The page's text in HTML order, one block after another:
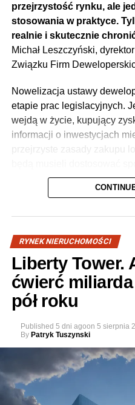
przejrzystość rynku, ale
stosowania w praktyce.
realnie i skutecznie
Michał Leszczyński,
Związku Firm
Nowelizacja ustawy
etapie prac legislacyjnych.
wejdą w życie, kupujący
informacji o inwestycjach
nowych wymogów.
RYNEK NIERUCHOMOŚCI
Liberty Tower.
ćwierć
pół roku
Published 5 dni agoon 5 sierpnia
By Patryk Tuszynski